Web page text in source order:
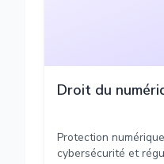
Droit du
Protection
cybersécurité et